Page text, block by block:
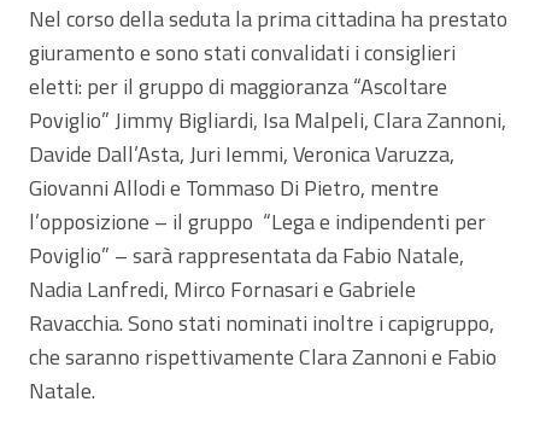
Nel corso della seduta la prima cittadina ha prestato
giuramento e sono stati convalidati i consiglieri
eletti: per il gruppo di maggioranza “Ascoltare
Poviglio” Jimmy Bigliardi, Isa Malpeli, Clara Zannoni,
Davide Dall’Asta, Juri Iemmi, Veronica Varuzza,
Giovanni Allodi e Tommaso Di Pietro, mentre
l’opposizione – il gruppo “Lega e indipendenti per
Poviglio” – sarà rappresentata da Fabio Natale,
Nadia Lanfredi, Mirco Fornasari e Gabriele
Ravacchia. Sono stati nominati inoltre i capigruppo,
che saranno rispettivamente Clara Zannoni e Fabio
Natale.